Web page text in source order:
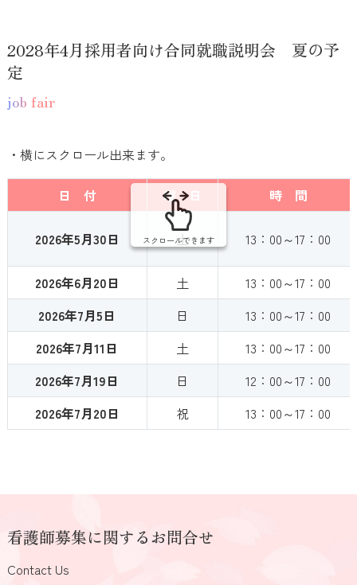
2028年4月採用者向け合同就職説明会 夏の予
定
job fair
・横にスクロール出来ます。
日 付 曜 日 時 間
2026年5月30日 土 13：00～17：00
2026年6月20日 土
13：00～17：00
2026年7月5日
日
13：00～17：00
2026年7月11日
土
13：00～17：00
2026年7月19日
日
12：00～17：00
2026年7月20日
祝 13：00～17：00
スクロールできます
看護師募集に関するお問合せ
Contact Us